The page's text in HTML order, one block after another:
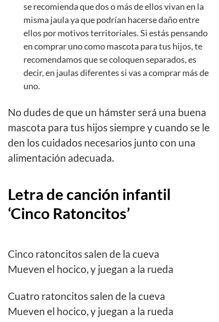
se recomienda que dos o más de ellos vivan en la
misma jaula ya que podrían hacerse daño entre
ellos por motivos territoriales. Si estás pensando
en comprar uno como mascota para tus hijos, te
recomendamos que se coloquen separados, es
decir, en jaulas diferentes si vas a comprar más de
uno.
No dudes de que un hámster será una buena
mascota para tus hijos siempre y cuando se le
den los cuidados necesarios junto con una
alimentación adecuada.
Letra de canción infantil
‘Cinco Ratoncitos’
Cinco ratoncitos salen de la cueva
Mueven el hocico, y juegan a la rueda
Cuatro ratoncitos salen de la cueva
Mueven el hocico, y juegan a la rueda